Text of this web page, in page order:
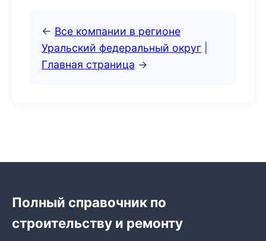
← Все компании в регионе
Уральский федеральный округ
Главная страница →
Полный справочник по
строительству и ремонту